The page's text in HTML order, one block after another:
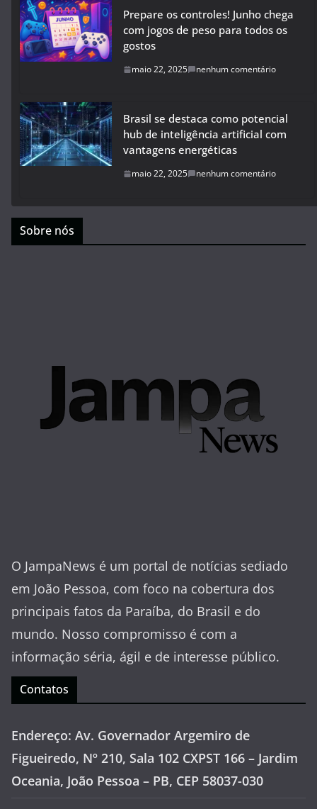
Prepare os controles! Junho chega
com jogos de peso para todos os
gostos
maio 22, 2025 nenhum comentário
Brasil se destaca como potencial
hub de inteligência artificial com
vantagens energéticas
maio 22, 2025 nenhum comentário
Sobre nós
O JampaNews é um portal de notícias sediado
em João Pessoa, com foco na cobertura dos
principais fatos da Paraíba, do Brasil e do
mundo. Nosso compromisso é com a
informação séria, ágil e de interesse público.
Contatos
Endereço: Av. Governador Argemiro de
Figueiredo, Nº 210, Sala 102 CXPST 166 – Jardim
Oceania, João Pessoa – PB, CEP 58037-030